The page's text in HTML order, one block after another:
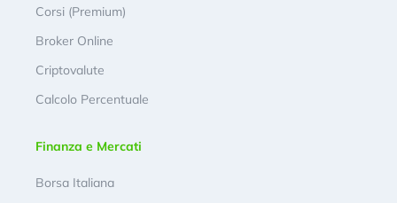
Corsi (Premium)
Broker Online
Criptovalute
Calcolo Percentuale
Finanza e Mercati
Borsa Italiana